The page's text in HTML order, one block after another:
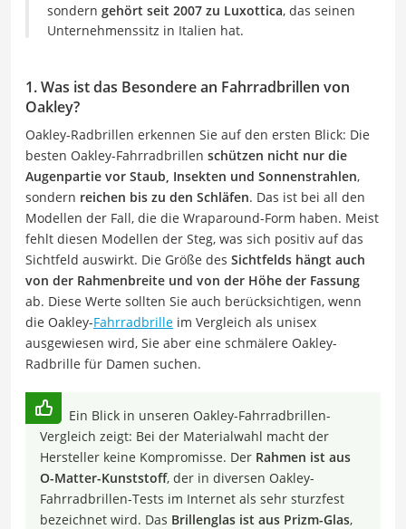
sondern gehört seit 2007 zu Luxottica, das seinen
Unternehmenssitz in Italien hat.
1. Was ist das Besondere an Fahrradbrillen von
Oakley?
Oakley-Radbrillen erkennen Sie auf den ersten Blick: Die
besten Oakley-Fahrradbrillen schützen nicht nur die
Augenpartie vor Staub, Insekten und Sonnenstrahlen,
sondern reichen bis zu den Schläfen. Das ist bei all den
Modellen der Fall, die die Wraparound-Form haben. Meist
fehlt diesen Modellen der Steg, was sich positiv auf das
Sichtfeld auswirkt. Die Größe des Sichtfelds hängt auch
von der Rahmenbreite und von der Höhe der Fassung
ab. Diese Werte sollten Sie auch berücksichtigen, wenn
die Oakley-Fahrradbrille im Vergleich als unisex
ausgewiesen wird, Sie aber eine schmälere Oakley-
Radbrille für Damen suchen.
Ein Blick in unseren Oakley-Fahrradbrillen-
Vergleich zeigt: Bei der Materialwahl macht der
Hersteller keine Kompromisse. Der Rahmen ist aus
O-Matter-Kunststoff, der in diversen Oakley-
Fahrradbrillen-Tests im Internet als sehr sturzfest
bezeichnet wird. Das Brillenglas ist aus Prizm-Glas,